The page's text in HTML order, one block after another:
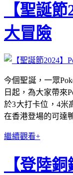
【聖誕
大冒險
今個聖誕，一眾
日起，為大家帶來
於3大打卡位，4米
在香港登場的可達
繼續觀看+
【登陸